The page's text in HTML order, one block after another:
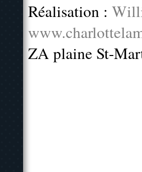
Réalisation :
ZA plaine St-